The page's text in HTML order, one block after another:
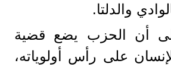
والدلتا.
أن الحزب يضع قضية
على رأس أولوياته،